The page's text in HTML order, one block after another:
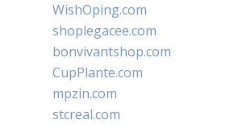
WishOping.com
shoplegacee.com
bonvivantshop.com
CupPlante.com
mpzin.com
stcreal.com